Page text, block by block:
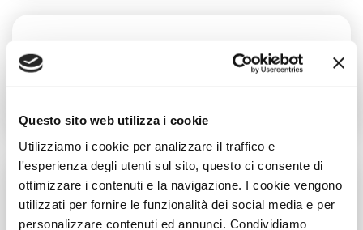
Questo sito web utilizza i cookie
Utilizziamo i cookie per analizzare il traffico e
l'esperienza degli utenti sul sito, questo ci consente di
ottimizzare i contenuti e la navigazione. I cookie vengono
utilizzati per fornire le funzionalità dei social media e per
personalizzare contenuti ed annunci. Condividiamo
Trova il partner giusto per la
tua realtà
Oppure consigliaci il tuo